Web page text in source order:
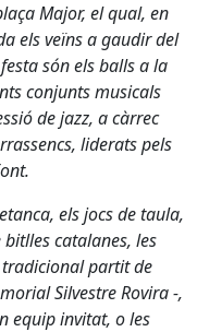
Major, el qual, en
els veïns a gaudir del
són els balls a la
conjunts musicals
de jazz, a càrrec
liderats pels
els jocs de taula,
catalanes, les
partit de
Silvestre Rovira -,
equip invitat, o les